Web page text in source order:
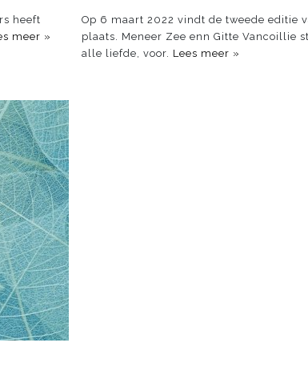
heeft
meer »
Op 6 maart 2022 vindt de tweede editie
plaats. Meneer Zee enn Gitte Vancoillie
alle liefde, voor. Lees meer »